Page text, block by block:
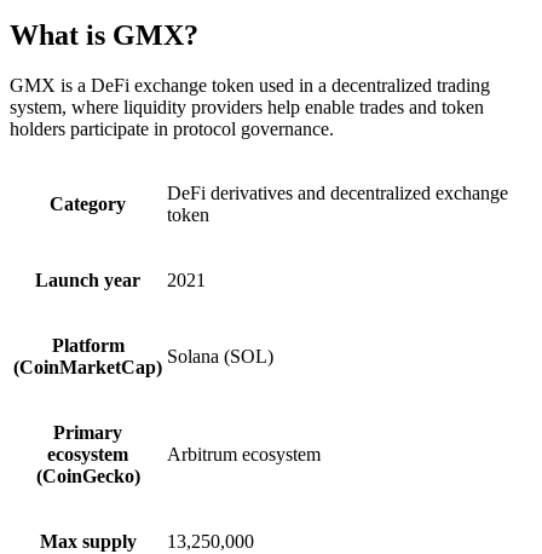
What is GMX?
GMX is a DeFi exchange token used in a decentralized trading
system, where liquidity providers help enable trades and token
holders participate in protocol governance.
Category
DeFi derivatives and decentralized exchange
token
Launch year 2021
Platform
(CoinMarketCap)
Solana (SOL)
Primary
ecosystem
(CoinGecko)
Arbitrum ecosystem
Max supply 13,250,000